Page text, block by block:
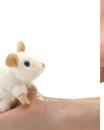
in Grün-Gelb
Schwänzchen